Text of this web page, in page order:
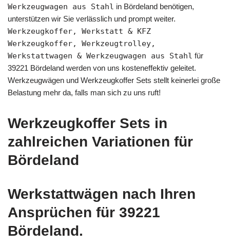
Werkzeugwagen aus Stahl in Bördeland benötigen,
unterstützen wir Sie verlässlich und prompt weiter.
Werkzeugkoffer, Werkstatt & KFZ
Werkzeugkoffer, Werkzeugtrolley,
Werkstattwagen & Werkzeugwagen aus Stahl für
39221 Bördeland werden von uns kosteneffektiv geleitet.
Werkzeugwägen und Werkzeugkoffer Sets stellt keinerlei große
Belastung mehr da, falls man sich zu uns ruft!
Werkzeugkoffer Sets in
zahlreichen Variationen für
Bördeland
Werkstattwägen nach Ihren
Ansprüchen für 39221
Bördeland.